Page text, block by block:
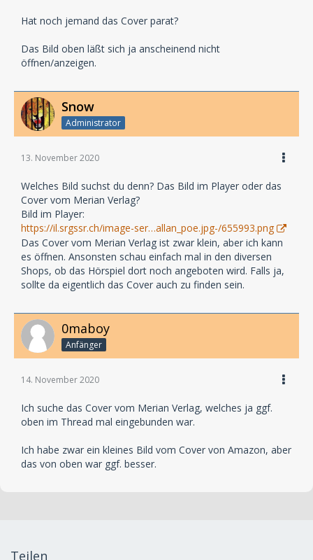
Hat noch jemand das Cover parat?
Das Bild oben läßt sich ja anscheinend nicht
öffnen/anzeigen.
Snow
Administrator
13. November 2020
Welches Bild suchst du denn? Das Bild im Player oder das
Cover vom Merian Verlag?
Bild im Player:
https://il.srgssr.ch/image-ser…allan_poe.jpg-/655993.png
Das Cover vom Merian Verlag ist zwar klein, aber ich kann
es öffnen. Ansonsten schau einfach mal in den diversen
Shops, ob das Hörspiel dort noch angeboten wird. Falls ja,
sollte da eigentlich das Cover auch zu finden sein.
0maboy
Anfänger
14. November 2020
Ich suche das Cover vom Merian Verlag, welches ja ggf.
oben im Thread mal eingebunden war.
Ich habe zwar ein kleines Bild vom Cover von Amazon, aber
das von oben war ggf. besser.
Teilen